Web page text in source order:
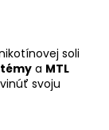
soli
a MTL
svoju